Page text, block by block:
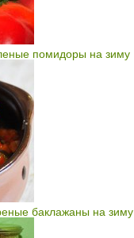
помидоры на зиму
баклажаны на зиму